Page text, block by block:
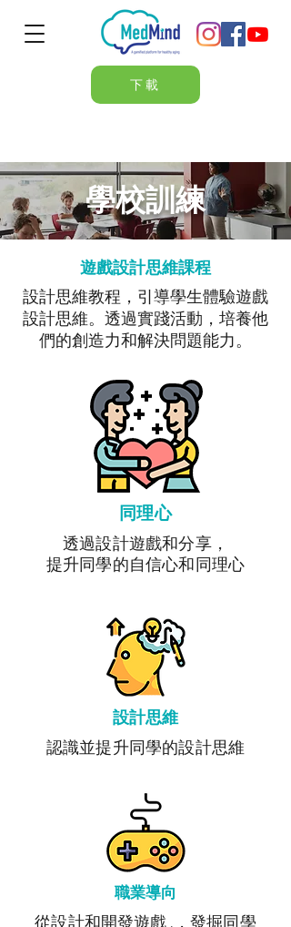
下載
學校訓練
遊戲設計思維課程
設計思維教程，引導學生體驗遊戲
設計思維。透過實踐活動，培養他
們的創造力和解決問題能力。
同理心
透過設計遊戲和分享，
提升同學的自信心和同理心
設計思維
認識並提升同學的設計思維
職業導向
從設計和開發遊戲 ,，發掘同學